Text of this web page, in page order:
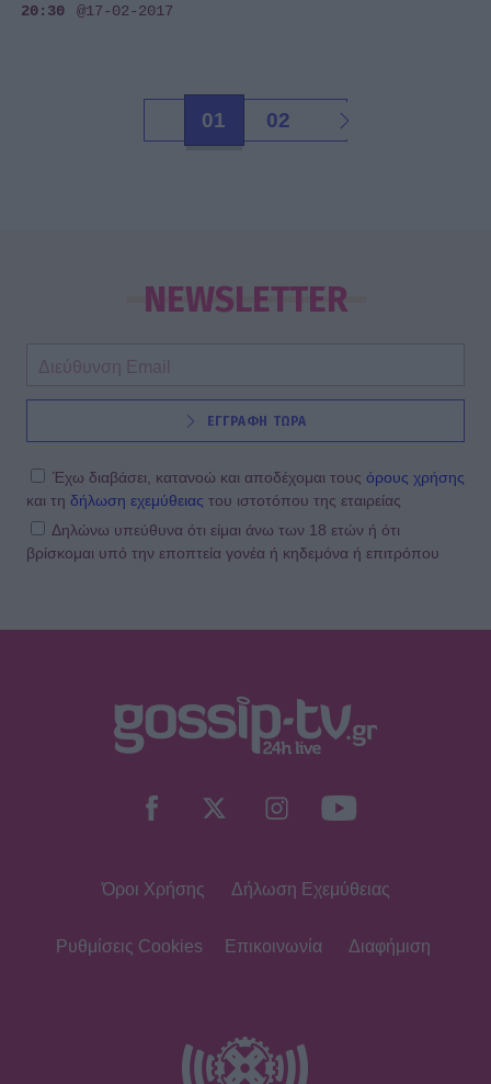
20:30 @17-02-2017
01 02
NEWSLETTER
ΕΓΓΡΑΦΗ ΤΩΡΑ
Έχω διαβάσει, κατανοώ και αποδέχομαι τους όρους χρήσης
και τη δήλωση εχεμύθειας του ιστοτόπου της εταιρείας
Δηλώνω υπεύθυνα ότι είμαι άνω των 18 ετών ή ότι
βρίσκομαι υπό την εποπτεία γονέα ή κηδεμόνα ή επιτρόπου
Όροι Χρήσης Δήλωση Εχεμύθειας
Ρυθμίσεις Cookies Επικοινωνία Διαφήμιση